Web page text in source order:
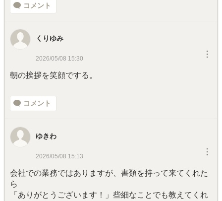
コメント
くりゆみ
2026/05/08 15:30 ︙
朝の挨拶を笑顔でする。
コメント
ゆきわ
2026/05/08 15:13 ︙
会社での業務ではありますが、書類を持って来てくれた
ら
「ありがとうございます！」些細なことでも教えてくれ